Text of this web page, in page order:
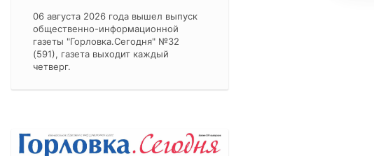
06 августа 2026 года вышел выпуск
общественно-информационной
газеты "Горловка.Сегодня" №32
(591), газета выходит каждый
четверг.